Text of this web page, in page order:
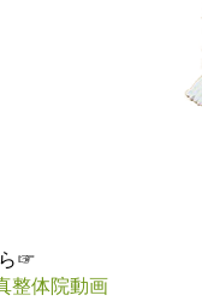
ら☞
整体院動画